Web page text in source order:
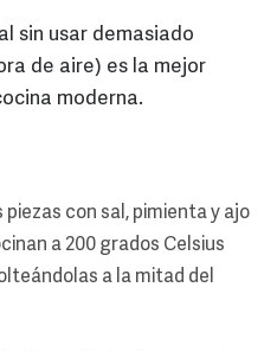
sin usar demasiado
de aire) es la mejor
moderna.
con sal, pimienta y ajo
a 200 grados Celsius
a la mitad del